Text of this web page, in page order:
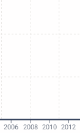
2006 2008 2010 2012